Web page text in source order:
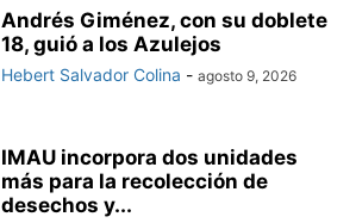
Andrés Giménez, con su doblete
18, guió a los Azulejos
Hebert Salvador Colina - agosto 9, 2026
IMAU incorpora dos unidades
más para la recolección de
desechos y...